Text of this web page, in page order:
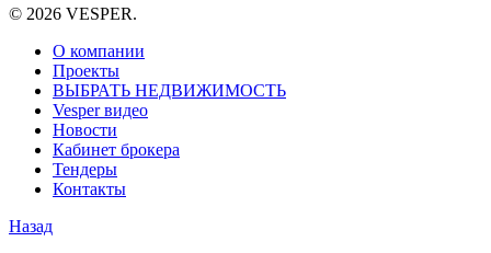
© 2026 VESPER.
О компании
Проекты
ВЫБРАТЬ НЕДВИЖИМОСТЬ
Vesper видео
Новости
Кабинет брокера
Тендеры
Контакты
Назад